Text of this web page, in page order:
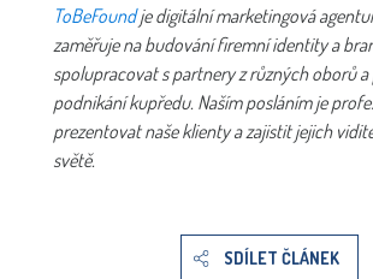
ToBeFoundje digitální marketingová
zaměřuje na budování firemní identity a
spolupracovat s partnery z různých oborů
podnikání kupředu. Naším posláním je
prezentovat naše klienty a zajistit jejich
světě.
SDÍLET ČLÁNEK